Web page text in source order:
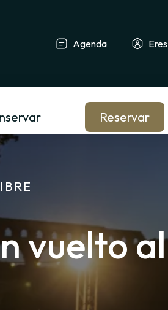
Agenda Eres
Reservar
vuelto al